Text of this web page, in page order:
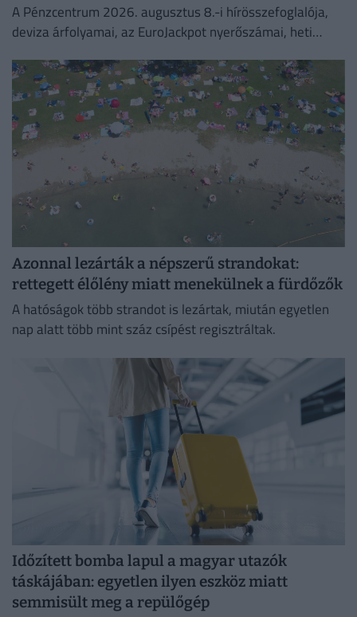
A Pénzcentrum 2026. augusztus 8.-i hírösszefoglalója,
deviza árfolyamai, az EuroJackpot nyerőszámai, heti
Azonnal lezárták a népszerű strandokat:
rettegett élőlény miatt menekülnek a fürdőzők
A hatóságok több strandot is lezártak, miután egyetlen
nap alatt több mint száz csípést regisztráltak.
Időzített bomba lapul a magyar utazók
táskájában: egyetlen ilyen eszköz miatt
semmisült meg a repülőgép